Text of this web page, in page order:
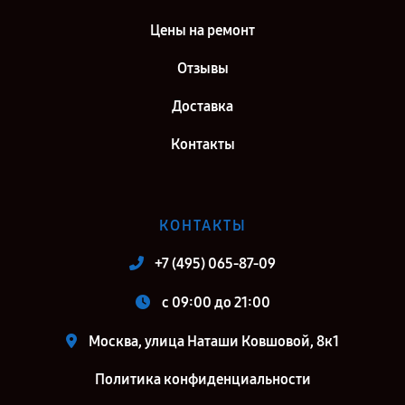
Цены на ремонт
Отзывы
Доставка
Контакты
КОНТАКТЫ
+7 (495) 065-87-09
c 09:00 до 21:00
Москва, улица Наташи Ковшовой, 8к1
Политика конфиденциальности